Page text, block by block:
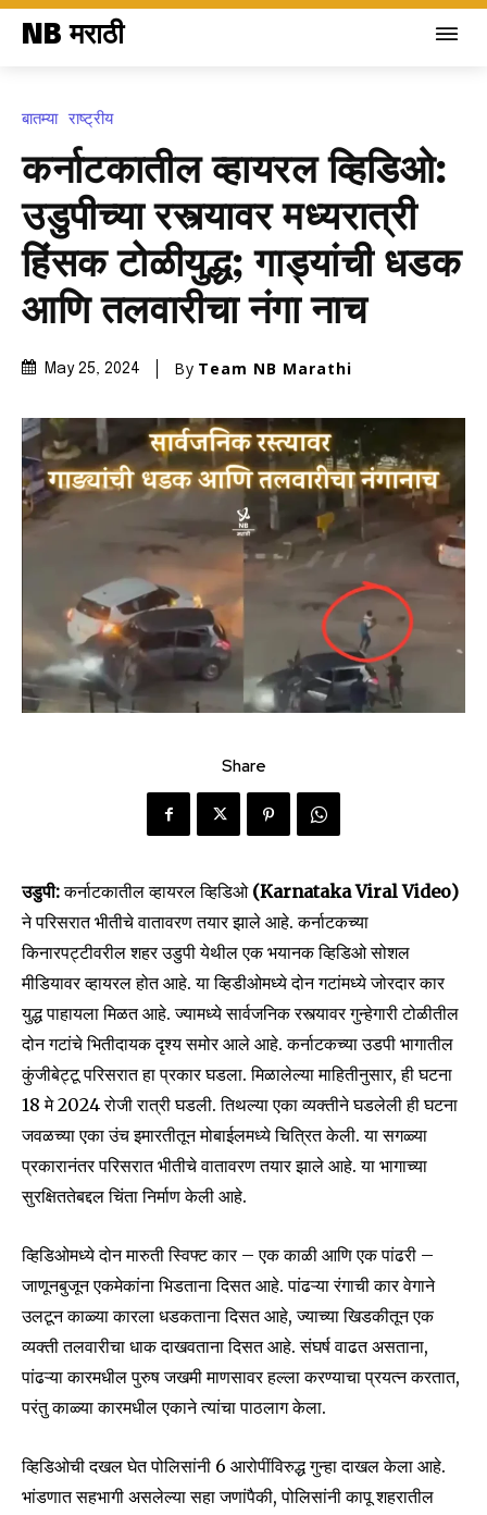
NB मराठी
बातम्या राष्ट्रीय
कर्नाटकातील व्हायरल व्हिडिओ:
उडुपीच्या रस्त्यावर मध्यरात्री
हिंसक टोळीयुद्ध; गाड्यांची धडक
आणि तलवारीचा नंगा नाच
May 25, 2024 By Team NB Marathi
Share
उडुपी:कर्नाटकातील व्हायरल व्हिडिओ (Karnataka Viral Video)
ने परिसरात भीतीचे वातावरण तयार झाले आहे. कर्नाटकच्या
किनारपट्टीवरील शहर उडुपी येथील एक भयानक व्हिडिओ सोशल
मीडियावर व्हायरल होत आहे. या व्हिडीओमध्ये दोन गटांमध्ये जोरदार कार
युद्ध पाहायला मिळत आहे. ज्यामध्ये सार्वजनिक रस्त्यावर गुन्हेगारी टोळीतील
दोन गटांचे भितीदायक दृश्य समोर आले आहे. कर्नाटकच्या उडपी भागातील
कुंजीबेट्टू परिसरात हा प्रकार घडला. मिळालेल्या माहितीनुसार, ही घटना
18 मे 2024 रोजी रात्री घडली. तिथल्या एका व्यक्तीने घडलेली ही घटना
जवळच्या एका उंच इमारतीतून मोबाईलमध्ये चित्रित केली. या सगळ्या
प्रकारानंतर परिसरात भीतीचे वातावरण तयार झाले आहे. या भागाच्या
सुरक्षिततेबद्दल चिंता निर्माण केली आहे.
व्हिडिओमध्ये दोन मारुती स्विफ्ट कार – एक काळी आणि एक पांढरी –
जाणूनबुजून एकमेकांना भिडताना दिसत आहे. पांढऱ्या रंगाची कार वेगाने
उलटून काळ्या कारला धडकताना दिसत आहे, ज्याच्या खिडकीतून एक
व्यक्ती तलवारीचा धाक दाखवताना दिसत आहे. संघर्ष वाढत असताना,
पांढऱ्या कारमधील पुरुष जखमी माणसावर हल्ला करण्याचा प्रयत्न करतात,
परंतु काळ्या कारमधील एकाने त्यांचा पाठलाग केला.
व्हिडिओची दखल घेत पोलिसांनी 6 आरोपींविरुद्ध गुन्हा दाखल केला आहे.
भांडणात सहभागी असलेल्या सहा जणांपैकी, पोलिसांनी कापू शहरातील